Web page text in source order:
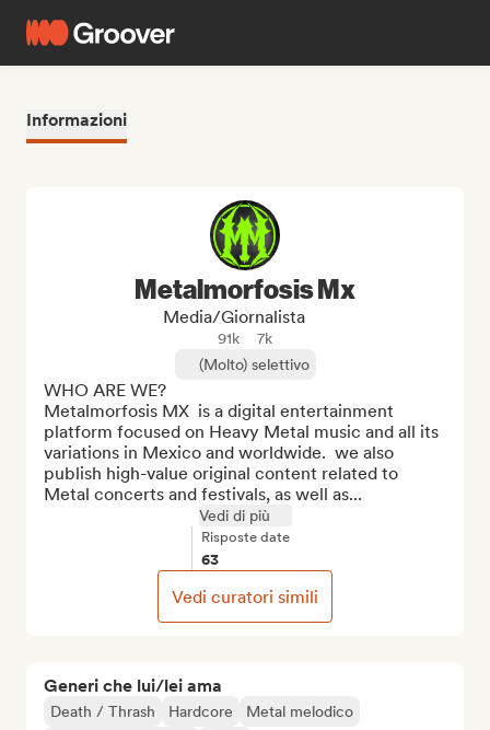
Informazioni
Generi che lui/lei ama
Death / Thrash Hardcore
Metal melodico
Metalmorfosis Mx
Media/Giornalista
91k
7k
(Molto) selettivo
WHO ARE WE?
Metalmorfosis MX  is a digital entertainment
platform focused on Heavy Metal music and all its
variations in Mexico and worldwide.  we also
publish high-value original content related to
Metal concerts and festivals, as well as...
Vedi di più
Risposte date
63
Vedi curatori simili